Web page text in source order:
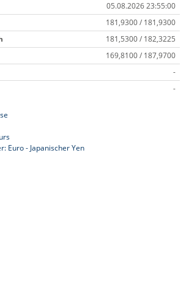
05.08.2026 23:55:00
181,9300 / 181,9300
181,5300 / 182,3225
169,8100 / 187,9700
-
-
Euro - Japanischer Yen